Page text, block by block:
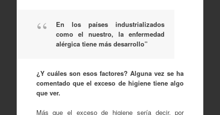
En los países industrializados
como el nuestro, la enfermedad
alérgica tiene más desarrollo”
¿Y cuáles son esos factores? Alguna vez se ha
comentado que el exceso de higiene tiene algo
que ver.
Más que el exceso de higiene sería decir, por